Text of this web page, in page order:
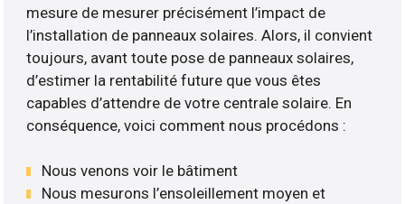
mesure de mesurer précisément l’impact de
l’installation de panneaux solaires. Alors, il convient
toujours, avant toute pose de panneaux solaires,
d’estimer la rentabilité future que vous êtes
capables d’attendre de votre centrale solaire. En
conséquence, voici comment nous procédons :
Nous venons voir le bâtiment
Nous mesurons l’ensoleillement moyen et